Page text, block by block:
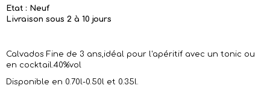
Etat : Neuf
Livraison sous 2 à 10 jours
Calvados Fine de 3 ans,idéal pour l'apéritif avec un tonic ou
en cocktail.40%vol
Disponible en 0.70l-0.50l et 0.35l.